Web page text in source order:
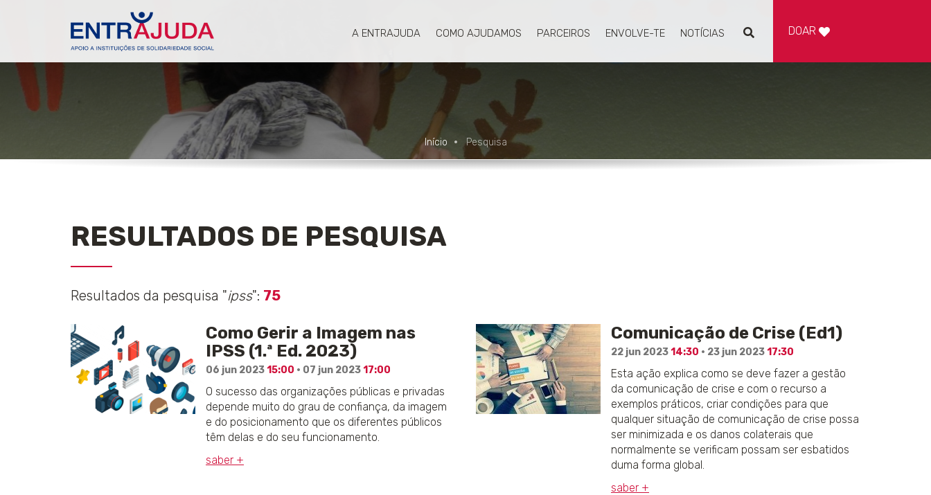
A ENTRAJUDA COMO AJUDAMOS PARCEIROS ENVOLVE-TE NOTÍCIAS DOAR
Início Pesquisa
RESULTADOS DE PESQUISA
Resultados da pesquisa "ipss": 75
Como Gerir a Imagem nas
IPSS (1.ª Ed. 2023)
06 jun 202315:00 · 07 jun 202317:00
O sucesso das organizações públicas e privadas
depende muito do grau de confiança, da imagem
e do posicionamento que os diferentes públicos
têm delas e do seu funcionamento.
saber +
Comunicação de Crise (Ed1)
22 jun 202314:30 · 23 jun 202317:30
Esta ação explica como se deve fazer a gestão
da comunicação de crise e com o recurso a
exemplos práticos, criar condições para que
qualquer situação de comunicação de crise possa
ser minimizada e os danos colaterais que
normalmente se verificam possam ser esbatidos
duma forma global.
saber +